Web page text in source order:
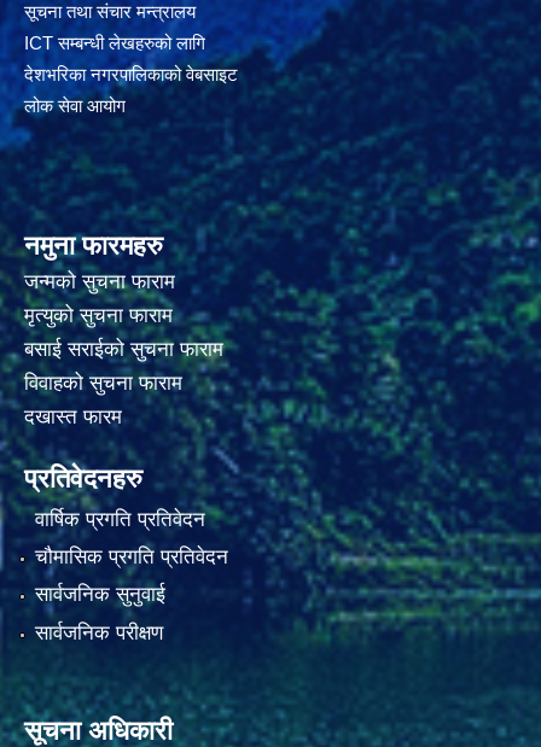
सूचना तथा संचार मन्त्रालय
ICT सम्बन्धी लेखहरुको लागि
देशभरिका नगरपालिकाको वेबसाइट
लोक सेवा आयोग
नमुना फारमहरु
जन्मको सुचना फाराम
मृत्युको सुचना फाराम
बसाई सराईको सुचना फाराम
विवाहको सुचना फाराम
दखास्त फारम
प्रतिवेदनहरु
वार्षिक प्रगति प्रतिवेदन
चौमासिक प्रगति प्रतिवेदन
सार्वजनिक सुनुवाई
सार्वजनिक परीक्षण
सूचना अधिकारी